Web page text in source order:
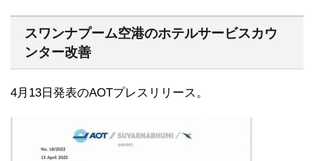
スワンナプーム空港のホテルサービスカウ
ンター改善
4月13日発表のAOTプレスリリース。